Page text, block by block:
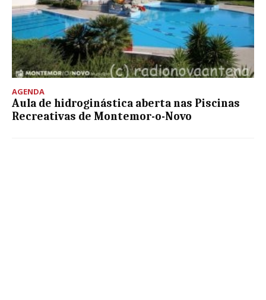
AGENDA
Aula de hidroginástica aberta nas Piscinas
Recreativas de Montemor-o-Novo